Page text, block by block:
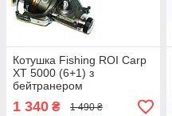
Котушка Fishing ROI Carp
XT 5000 (6+1) з
бейтранером
1 340 ₴ 1 490 ₴